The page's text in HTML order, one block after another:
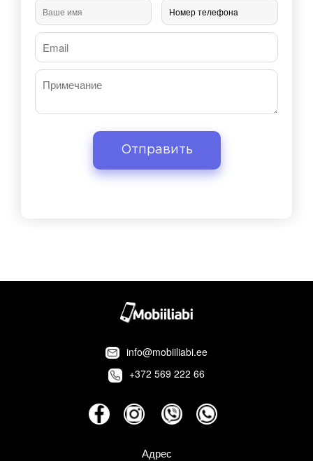
info@mobiiliabi.ee
+372 569 222 66
Адрес